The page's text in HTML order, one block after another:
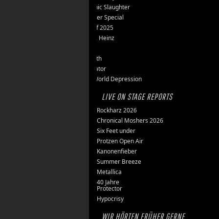
Teutonic Slaughter
Silvester Special
Best of 2025
Inge & Heinz
Stillbirth
Knorkator
New World Depression
LIVE ON STAGE REPORTS
Rockharz 2026
Chronical Moshers 2026
Six Feet under
Protzen Open Air
Kanonenfieber
Summer Breeze
Metallica
40 Jahre
Protector
Hypocrisy
WIR HÖRTEN FRÜHER GERNE